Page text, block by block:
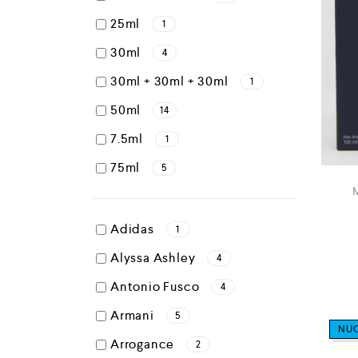
25ml 1
30ml 4
30ml + 30ml + 30ml 1
50ml 14
7.5ml 1
75ml 5
Adidas 1
Alyssa Ashley 4
Antonio Fusco 4
Armani 5
Arrogance 2